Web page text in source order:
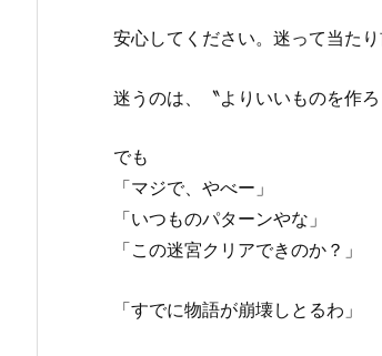
安心してください。迷って当たり
迷うのは、〝よりいいものを作
でも
「マジで、やべー」
「いつものパターンやな」
「この迷宮クリアできのか？」
「すでに物語が崩壊しとるわ」